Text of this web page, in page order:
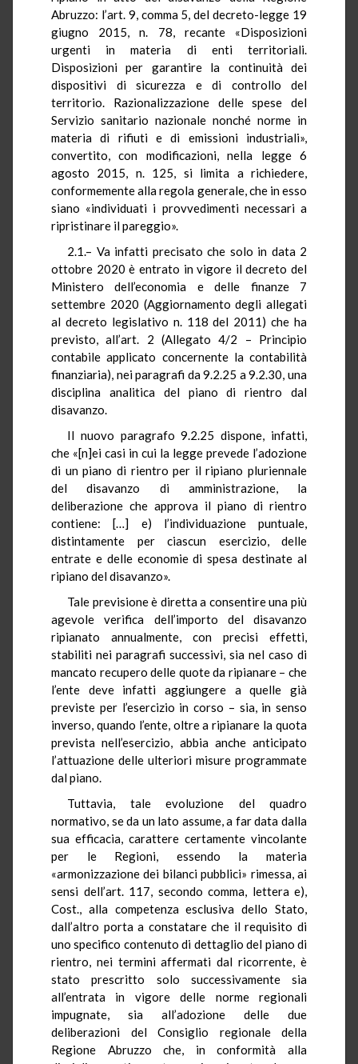
Abruzzo: l’art. 9, comma 5, del decreto-legge 19
giugno 2015, n. 78, recante «Disposizioni
urgenti in materia di enti territoriali.
Disposizioni per garantire la continuità dei
dispositivi di sicurezza e di controllo del
territorio. Razionalizzazione delle spese del
Servizio sanitario nazionale nonché norme in
materia di rifiuti e di emissioni industriali»,
convertito, con modificazioni, nella legge 6
agosto 2015, n. 125, si limita a richiedere,
conformemente alla regola generale, che in esso
siano «individuati i provvedimenti necessari a
ripristinare il pareggio».
2.1.– Va infatti precisato che solo in data 2
ottobre 2020 è entrato in vigore il decreto del
Ministero dell’economia e delle finanze 7
settembre 2020 (Aggiornamento degli allegati
al decreto legislativo n. 118 del 2011) che ha
previsto, all’art. 2 (Allegato 4/2 – Principio
contabile applicato concernente la contabilità
finanziaria), nei paragrafi da 9.2.25 a 9.2.30, una
disciplina analitica del piano di rientro dal
disavanzo.
Il nuovo paragrafo 9.2.25 dispone, infatti,
che «[n]ei casi in cui la legge prevede l’adozione
di un piano di rientro per il ripiano pluriennale
del disavanzo di amministrazione, la
deliberazione che approva il piano di rientro
contiene: […] e) l’individuazione puntuale,
distintamente per ciascun esercizio, delle
entrate e delle economie di spesa destinate al
ripiano del disavanzo».
Tale previsione è diretta a consentire una più
agevole verifica dell’importo del disavanzo
ripianato annualmente, con precisi effetti,
stabiliti nei paragrafi successivi, sia nel caso di
mancato recupero delle quote da ripianare – che
l’ente deve infatti aggiungere a quelle già
previste per l’esercizio in corso – sia, in senso
inverso, quando l’ente, oltre a ripianare la quota
prevista nell’esercizio, abbia anche anticipato
l’attuazione delle ulteriori misure programmate
dal piano.
Tuttavia, tale evoluzione del quadro
normativo, se da un lato assume, a far data dalla
sua efficacia, carattere certamente vincolante
per le Regioni, essendo la materia
«armonizzazione dei bilanci pubblici» rimessa, ai
sensi dell’art. 117, secondo comma, lettera e),
Cost., alla competenza esclusiva dello Stato,
dall’altro porta a constatare che il requisito di
uno specifico contenuto di dettaglio del piano di
rientro, nei termini affermati dal ricorrente, è
stato prescritto solo successivamente sia
all’entrata in vigore delle norme regionali
impugnate, sia all’adozione delle due
deliberazioni del Consiglio regionale della
Regione Abruzzo che, in conformità alla